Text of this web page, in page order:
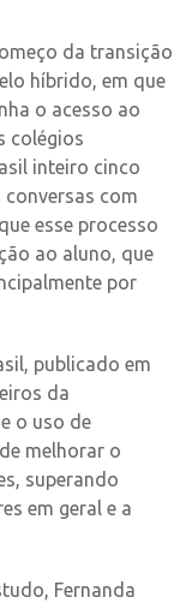
da transição
híbrido, em que
o acesso ao
colégios
inteiro cinco
com
esse processo
ao aluno, que
por
publicado em
da
o uso de
melhorar o
superando
em geral e a
Fernanda